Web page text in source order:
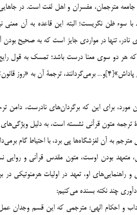
مترجمان، مفسران و اهل لغت است. در
با سوء ظن نگريست؛ البته اين قاعده به آن
نادر، تنها در مواردي جايز است كه به صحيح
هر دو سوي معنا درست باشد؛ تمسك به قول
مورد، براي اين كه برگردان‌هاي نادرست، دامن
ترجمه متون قرآني نشسته است، به دليل
مترجم به آن لغزشگاه‌ها پي برد، با احتياط گام
متعهد بودن اوست، متون مقدس قرآني و روايي
او، تعهد در اوليات هرمنوتيكي
چند نكته بسنده مي‌كنيم:
آداب و احكام الهي: مترجمي كه اين قسم وجدان